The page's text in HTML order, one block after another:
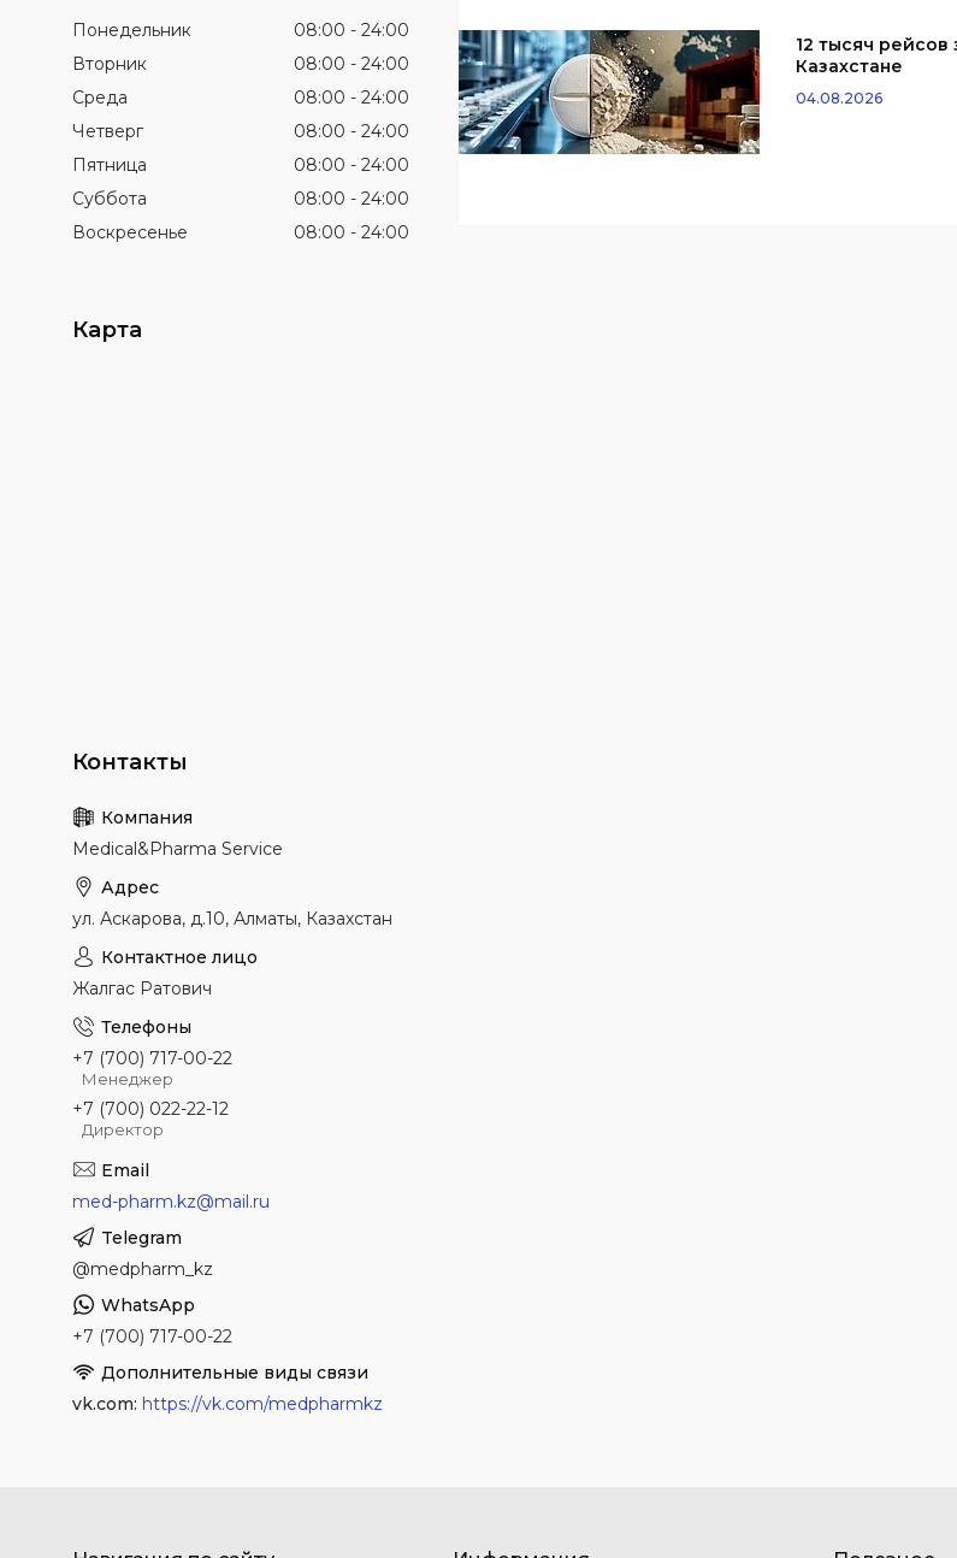
12 тысяч
Казахстане
04.08.2026
Понедельник 08:00
24:00
Вторник
08:00
24:00
Среда
08:00
24:00
Четверг
08:00
24:00
Пятница
08:00
24:00
Суббота
08:00
24:00
Воскресенье
08:00 24:00
Карта
Medical&Pharma Service
ул. Аскарова, д.10, Алматы, Казахстан
Жалгас Ратович
+7 (700) 717-00-22
Менеджер
+7 (700) 022-22-12
Директор
med-pharm.kz@mail.ru
@medpharm_kz
+7 (700) 717-00-22
vk.com https://vk.com/medpharmkz